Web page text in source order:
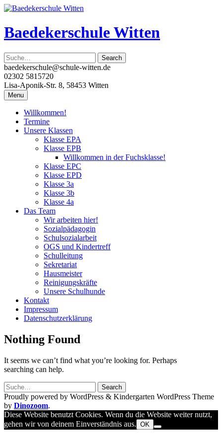
Skip
content
Baedekerschule Witten
baedekerschule@schule-witten.de
02302 5815720
Lisa-Aponik-Str. 8, 58453 Witten
Menu
Willkommen!
Termine
Unsere Klassen
Klasse EPA
Klasse EPB
Willkommen in der Fuchsklasse!
Klasse EPC
Klasse EPD
Klasse 3a
Klasse 3b
Klasse 4a
Das Team
Wir arbeiten hier!
Sozialpädagogin
Schulsozialarbeit
OGS und Kindertreff
Schulleitung
Sekretariat
Hausmeister
Reinigungskräfte
Unsere Schulhunde
Kontakt
Impressum
Datenschutzerklärung
Nothing Found
It seems we can’t find what you’re looking for. Perhaps
searching can help.
Proudly powered by WordPress & Kindergarten WordPress Theme
by Dinozoom.
Diese Website benutzt Cookies. Wenn du die Website weiter nutzt,
gehen wir von deinem Einverständnis aus. OK